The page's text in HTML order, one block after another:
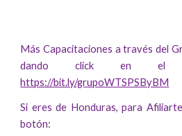
Más Capacitaciones a través del
dando click en el
https://bit.ly/grupoWTSPSByBM
Si eres de Honduras, para
botón: